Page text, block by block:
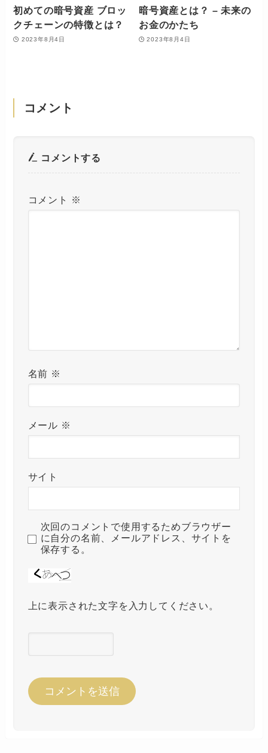
初めての暗号資産 ブロッ
クチェーンの特徴とは？
2023年8月4日
暗号資産とは？ – 未来の
お金のかたち
2023年8月4日
コメント
コメントする
コメント ※
名前 ※
メール ※
サイト
次回のコメントで使用するためブラウザー
に自分の名前、メールアドレス、サイトを
保存する。
上に表示された文字を入力してください。